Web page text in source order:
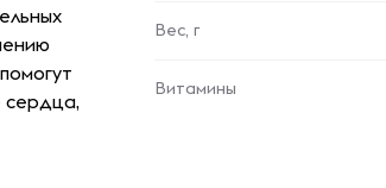
сердца,
Вес, г
Витамины